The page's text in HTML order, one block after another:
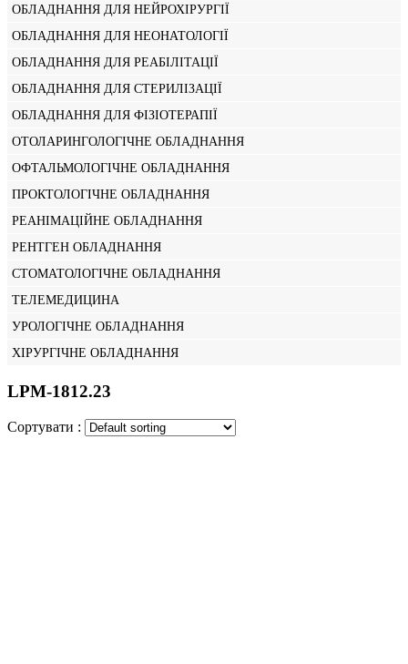
ОБЛАДНАННЯ ДЛЯ НЕЙРОХІРУРГІЇ
ОБЛАДНАННЯ ДЛЯ НЕОНАТОЛОГІЇ
ОБЛАДНАННЯ ДЛЯ РЕАБІЛІТАЦІЇ
ОБЛАДНАННЯ ДЛЯ СТЕРИЛІЗАЦІЇ
ОБЛАДНАННЯ ДЛЯ ФІЗІОТЕРАПІЇ
ОТОЛАРИНГОЛОГІЧНЕ ОБЛАДНАННЯ
ОФТАЛЬМОЛОГІЧНЕ ОБЛАДНАННЯ
ПРОКТОЛОГІЧНЕ ОБЛАДНАННЯ
РЕАНІМАЦІЙНЕ ОБЛАДНАННЯ
РЕНТГЕН ОБЛАДНАННЯ
СТОМАТОЛОГІЧНЕ ОБЛАДНАННЯ
ТЕЛЕМЕДИЦИНА
УРОЛОГІЧНЕ ОБЛАДНАННЯ
ХІРУРГІЧНЕ ОБЛАДНАННЯ
LPM-1812.23
Сортувати :